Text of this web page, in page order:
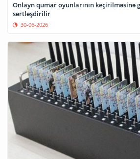
Onlayn qumar oyunlarının keçirilməsinə
sərtləşdirilir
30-06-2026